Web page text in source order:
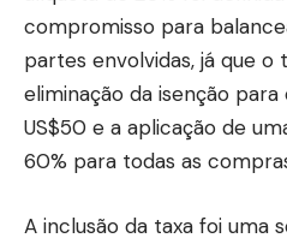
compromisso para
partes envolvidas, já que o
eliminação da isenção
US$50 e a aplicação de
60% para todas as
A inclusão da taxa foi uma